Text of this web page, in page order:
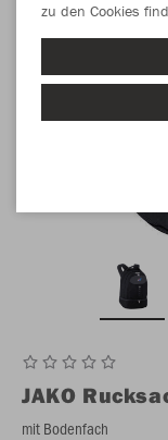
JAKO
mit Bodenfach
zu den Cookies